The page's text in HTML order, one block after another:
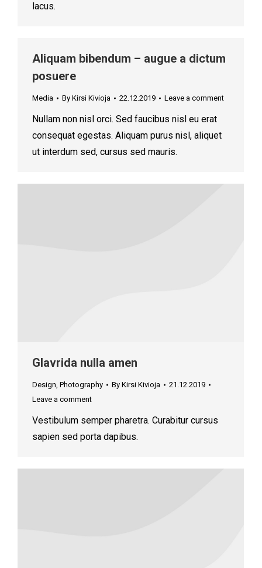
lacus.
Aliquam bibendum – augue a dictum
posuere
Media By Kirsi Kivioja 22.12.2019 Leave a comment
Nullam non nisl orci. Sed faucibus nisl eu erat
consequat egestas. Aliquam purus nisl, aliquet
ut interdum sed, cursus sed mauris.
Glavrida nulla amen
Design, Photography By Kirsi Kivioja
21.12.2019
Leave a comment
Vestibulum semper pharetra. Curabitur cursus
sapien sed porta dapibus.